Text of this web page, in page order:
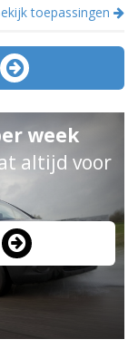
toepassingen
week
altijd voor